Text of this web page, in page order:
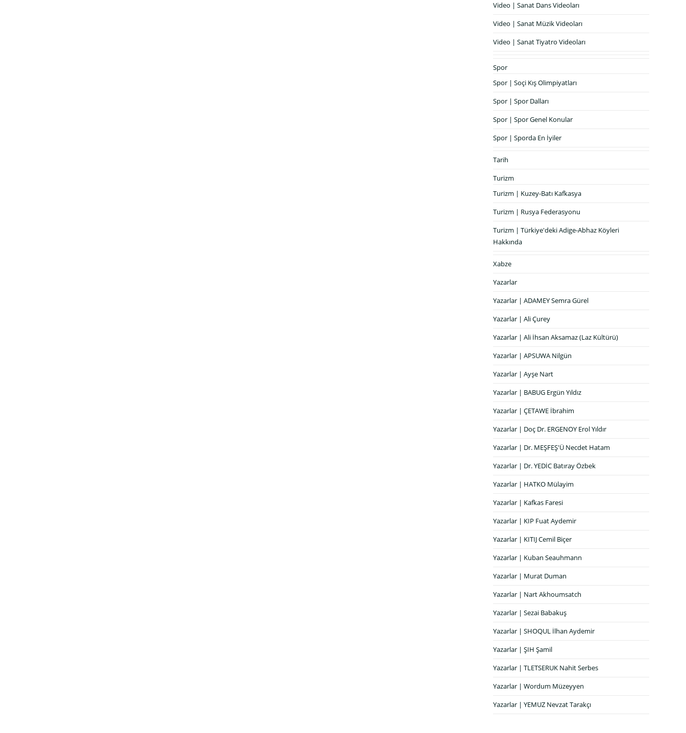
Video | Sanat Dans Videoları
Video | Sanat Müzik Videoları
Video | Sanat Tiyatro Videoları
Spor
Spor | Soçi Kış Olimpiyatları
Spor | Spor Dalları
Spor | Spor Genel Konular
Spor | Sporda En İyiler
Tarih
Turizm
Turizm | Kuzey-Batı Kafkasya
Turizm | Rusya Federasyonu
Turizm | Türkiye'deki Adige-Abhaz Köyleri
Hakkında
Xabze
Yazarlar
Yazarlar | ADAMEY Semra Gürel
Yazarlar | Ali Çurey
Yazarlar | Ali İhsan Aksamaz (Laz Kültürü)
Yazarlar | APSUWA Nilgün
Yazarlar | Ayşe Nart
Yazarlar | BABUG Ergün Yıldız
Yazarlar | ÇETAWE İbrahim
Yazarlar | Doç Dr. ERGENOY Erol Yıldır
Yazarlar | Dr. MEŞFEŞ'Ü Necdet Hatam
Yazarlar | Dr. YEDİC Batıray Özbek
Yazarlar | HATKO Mülayim
Yazarlar | Kafkas Faresi
Yazarlar | KIP Fuat Aydemir
Yazarlar | KITIJ Cemil Biçer
Yazarlar | Kuban Seauhmann
Yazarlar | Murat Duman
Yazarlar | Nart Akhoumsatch
Yazarlar | Sezai Babakuş
Yazarlar | SHOQUL İlhan Aydemir
Yazarlar | ŞIH Şamil
Yazarlar | TLETSERUK Nahit Serbes
Yazarlar | Wordum Müzeyyen
Yazarlar | YEMUZ Nevzat Tarakçı